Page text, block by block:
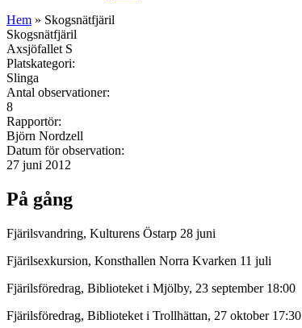
Hem » Skogsnätfjäril
Skogsnätfjäril
Axsjöfallet S
Platskategori:
Slinga
Antal observationer:
8
Rapportör:
Björn Nordzell
Datum för observation:
27 juni 2012
På gång
Fjärilsvandring, Kulturens Östarp 28 juni
Fjärilsexkursion, Konsthallen Norra Kvarken 11 juli
Fjärilsföredrag, Biblioteket i Mjölby, 23 september 18:00
Fjärilsföredrag, Biblioteket i Trollhättan, 27 oktober 17:30